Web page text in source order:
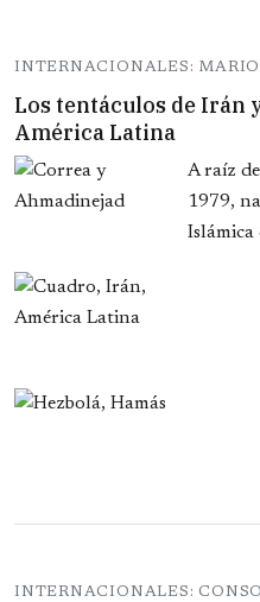
INTERNACIONALES:
Los tentáculos de Irán
América Latina
A raíz
1979,
Islámica
INTERNACIONALES: